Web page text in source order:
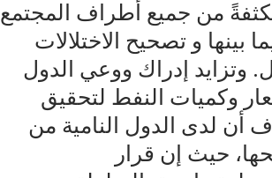
ومنذ 1973 جهوداً مكثفةً من جميع أطراف المجتمع
بينها و تصحيح الاختلالات
وتزايد إدراك ووعي الدول
وكميات النفط لتحقيق
واكتشاف أن لدى الدول النامية من
حيث إن قرار